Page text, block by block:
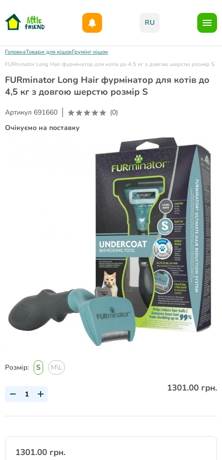
RU
ГоловнаТовари для кішокГрумінг кішок
FURminator Long Hair фурмінатор для котів до 4,5 кг з довгою шерстю розмір S
FURminator Long Hair фурмінатор для котів до
4,5 кг з довгою шерстю розмір S
Артикул 691660
(0)
Очікуємо на поставку
Розмір: S M\L
1301.00 грн.
1301.00 грн.